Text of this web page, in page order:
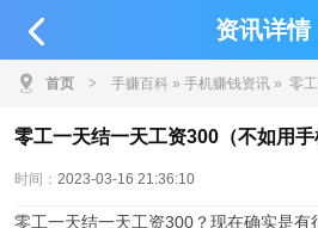
资讯详情
首页 > 手赚百科 » 手机赚钱资讯 » 零
机做任务一天200元）
零工一天结一天工资300（不如用手
时间： 2023-03-16 21:36:10
零工一天结一天工资300？现在确实是有